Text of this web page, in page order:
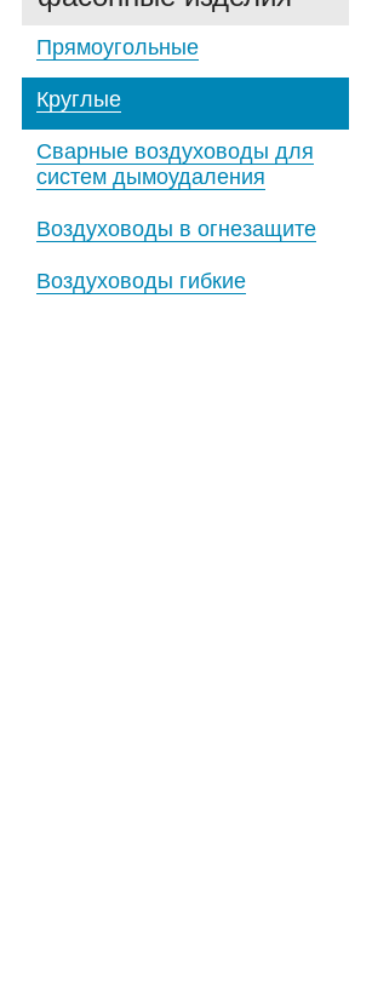
Прямоугольные
Круглые
Сварные воздуховоды для
систем дымоудаления
Воздуховоды в огнезащите
Воздуховоды гибкие